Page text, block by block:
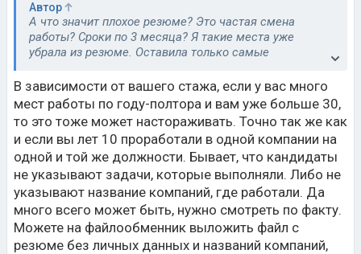
Автор
А что значит плохое резюме? Это частая смена
работы? Сроки по 3 месяца? Я такие места уже
убрала из резюме. Оставила только самые
В зависимости от вашего стажа, если у вас много
мест работы по году-полтора и вам уже больше 30,
то это тоже может настораживать. Точно так же как
и если вы лет 10 проработали в одной компании на
одной и той же должности. Бывает, что кандидаты
не указывают задачи, которые выполняли. Либо не
указывают название компаний, где работали. Да
много всего может быть, нужно смотреть по факту.
Можете на файлообменник выложить файл с
резюме без личных данных и названий компаний,